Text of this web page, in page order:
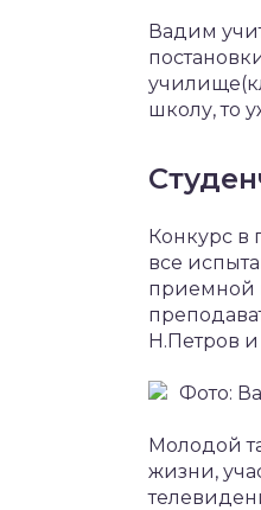
Вадим
школу, то
Конкурс в
все
приемной
Н.Петров
Фото:
Молодой
жизни,